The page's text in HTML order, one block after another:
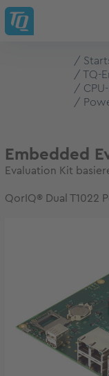
TQ-
Embedded
Evaluation Kit
QorIQ® Dual T1022